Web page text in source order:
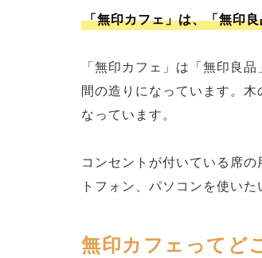
「無印カフェ」は、「無印
「無印カフェ」は「無印良
間の造りになっています。
なっています。
コンセントが付いている席
トフォン、パソコンを使い
無印カフェってど